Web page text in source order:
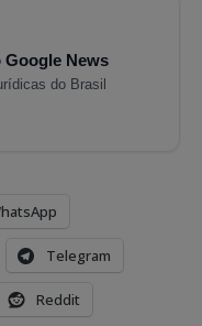
News
do Brasil
Telegram
Reddit